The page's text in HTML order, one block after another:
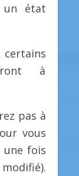
un état
certains
à
pas à
vous
une fois